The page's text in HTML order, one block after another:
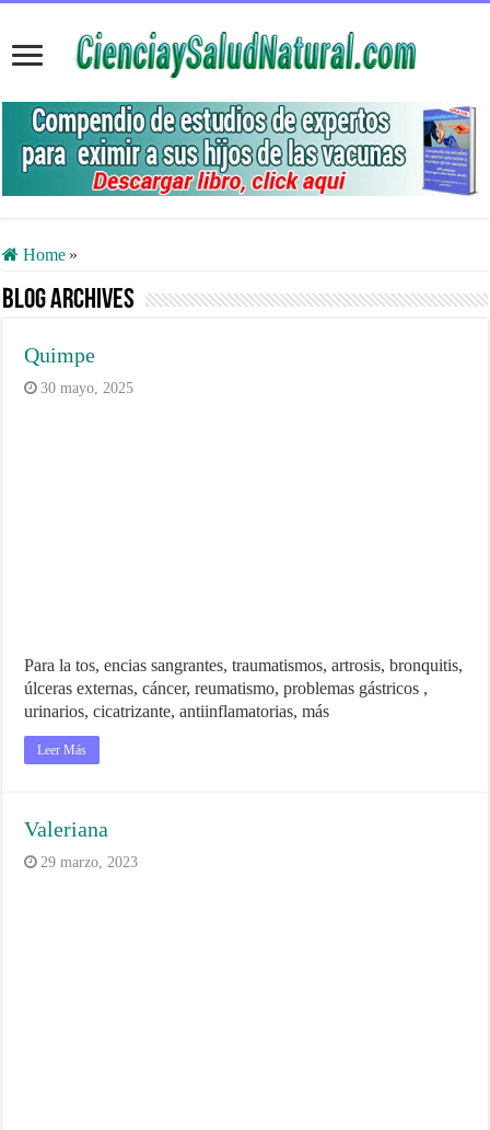
Home »
Blog Archives
Quimpe
30 mayo, 2025
Para la tos, encias sangrantes, traumatismos, artrosis, bronquitis,
úlceras externas, cáncer, reumatismo, problemas gástricos ,
urinarios, cicatrizante, antiinflamatorias, más
Leer Más
Valeriana
29 marzo, 2023